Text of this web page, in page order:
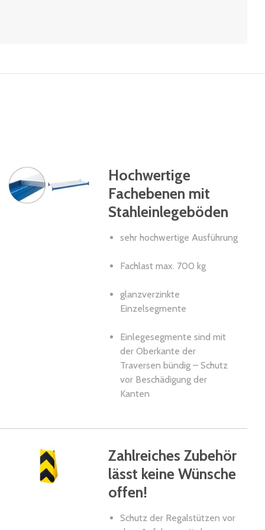
Hochwertige
Fachebenen mit
Stahleinlegeböden
sehr hochwertige Ausführung
Fachlast max. 700 kg
glanzverzinkte
Einzelsegmente
Einlegesegmente sind mit
der Oberkante der
Traversen bündig – Schutz
vor Beschädigung der
Kanten
Zahlreiches Zubehör
lässt keine Wünsche
offen!
Schutz der Regalstützen vor